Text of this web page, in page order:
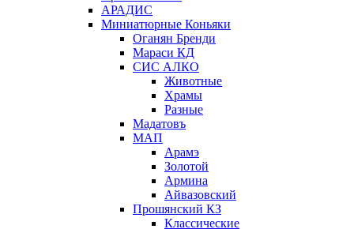
АРАДИС
Миниатюрные Коньяки
Оганян Бренди
Мараси КД
СИС АЛКО
Животные
Храмы
Разные
Мадатовъ
МАП
Арамэ
Золотой
Армина
Айвазовский
Прошянский КЗ
Классические